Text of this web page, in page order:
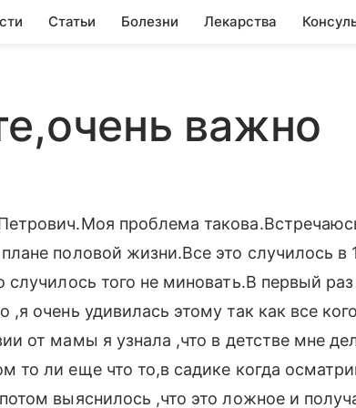
Статьи Болезни Лекарства
важно
проблема
половой жизни.Все это случилось в
случилось того не миновать.В первый
,я очень удивилась этому так как все
от мамы я узнала ,что в детстве мне
то ли еще что то,в садике когда
выяснилось ,что это ложное и